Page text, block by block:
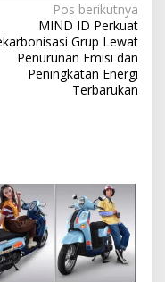
Pos berikutnya
MIND ID Perkuat
Grup Lewat
Penurunan Emisi dan
Peningkatan Energi
Terbarukan